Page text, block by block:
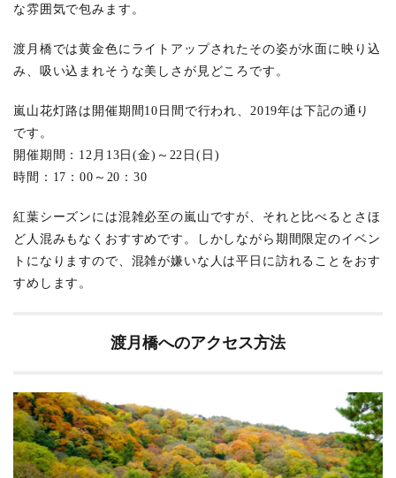
な雰囲気で包みます。
渡月橋では黄金色にライトアップされたその姿が水面に映り込
み、吸い込まれそうな美しさが見どころです。
嵐山花灯路は開催期間10日間で行われ、2019年は下記の通り
です。
開催期間：12月13日(金)～22日(日)
時間：17：00～20：30
紅葉シーズンには混雑必至の嵐山ですが、それと比べるとさほ
ど人混みもなくおすすめです。しかしながら期間限定のイベン
トになりますので、混雑が嫌いな人は平日に訪れることをおす
すめします。
渡月橋へのアクセス方法